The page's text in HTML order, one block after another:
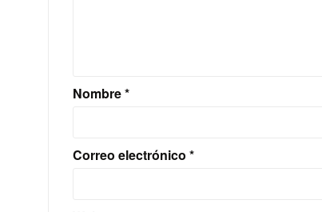
Nombre*
Correo electrónico *